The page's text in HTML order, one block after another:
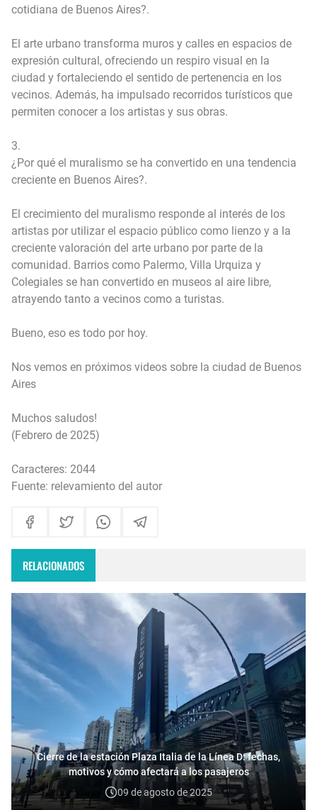
cotidiana de Buenos Aires?.
El arte urbano transforma muros y calles en espacios de
expresión cultural, ofreciendo un respiro visual en la
ciudad y fortaleciendo el sentido de pertenencia en los
vecinos. Además, ha impulsado recorridos turísticos que
permiten conocer a los artistas y sus obras.
3.
¿Por qué el muralismo se ha convertido en una tendencia
creciente en Buenos Aires?.
El crecimiento del muralismo responde al interés de los
artistas por utilizar el espacio público como lienzo y a la
creciente valoración del arte urbano por parte de la
comunidad. Barrios como Palermo, Villa Urquiza y
Colegiales se han convertido en museos al aire libre,
atrayendo tanto a vecinos como a turistas.
Bueno, eso es todo por hoy.
Nos vemos en próximos videos sobre la ciudad de Buenos
Aires
Muchos saludos!
(Febrero de 2025)
Caracteres: 2044
Fuente: relevamiento del autor
RELACIONADOS
Cierre de la estación Plaza Italia de la Línea D: fechas,
motivos y cómo afectará a los pasajeros
09 de agosto de 2025